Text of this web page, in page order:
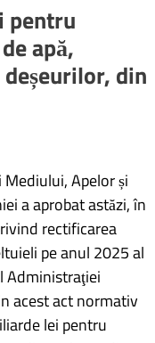
pentru
apă,
din
Apelor și
a aprobat astăzi, în
rectificarea
pe anul 2025 al
Administraţiei
acest act normativ
lei pentru